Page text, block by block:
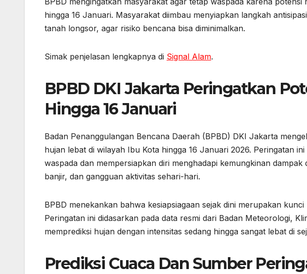
k
er
hingga 16 Januari. Masyarakat diimbau menyiapkan langkah
tanah longsor, agar risiko bencana bisa diminimalkan.
Simak penjelasan lengkapnya di Signal Alam.
BPBD DKI Jakarta Peringatkan
Hingga 16 Januari
Badan Penanggulangan Bencana Daerah (BPBD) DKI Jakarta
hujan lebat di wilayah Ibu Kota hingga 16 Januari 2026. Peringatan
waspada dan mempersiapkan diri menghadapi kemungkinan
banjir, dan gangguan aktivitas sehari-hari.
BPBD menekankan bahwa kesiapsiagaan sejak dini merupakan
Peringatan ini didasarkan pada data resmi dari Badan Meteorologi,
memprediksi hujan dengan intensitas sedang hingga sangat lebat di
Prediksi Cuaca Dan Sumber